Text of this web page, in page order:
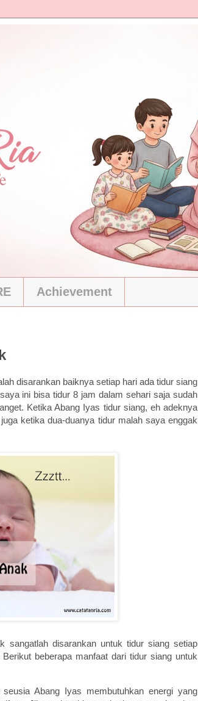
Achievement
disarankan baiknya setiap hari ada tidur siang
ini bisa tidur 8 jam dalam sehari saja sudah
Ketika Abang Iyas tidur siang, eh adeknya
ketika dua-duanya tidur malah saya enggak
sangatlah disarankan untuk tidur siang setiap
beberapa manfaat dari tidur siang untuk
Abang Iyas membutuhkan energi yang